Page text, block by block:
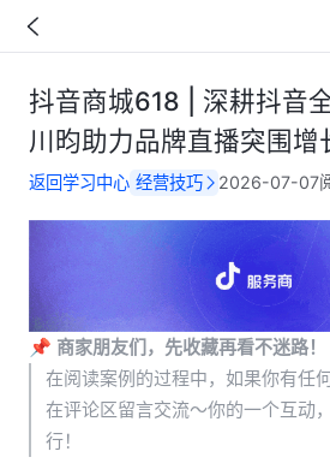
抖音商城618 | 深耕抖音
川昀助力品牌直播突围增
返回学习中心 经营技巧 2026-07-07
📌 商家朋友们，先收藏再看不迷路！
在阅读案例的过程中，如果你有任
在评论区留言交流～你的一个互动
行！